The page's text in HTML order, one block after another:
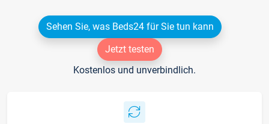
Sehen Sie, was Beds24 für Sie tun kann
Jetzt testen
Kostenlos und unverbindlich.